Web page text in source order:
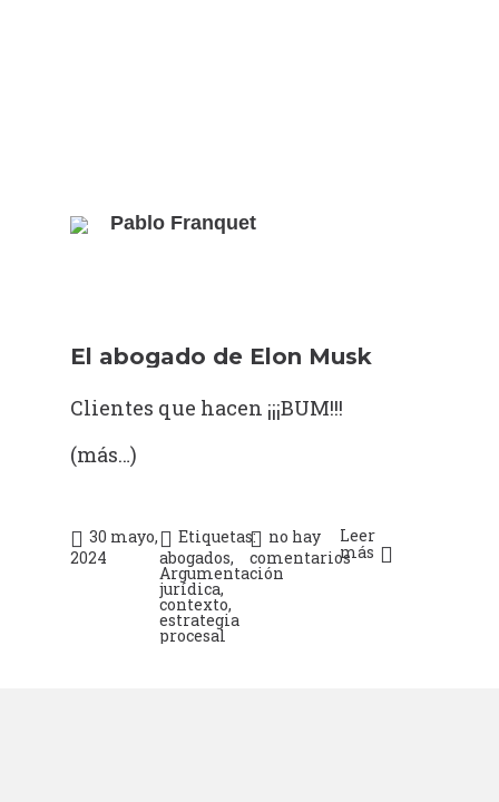
Pablo Franquet
El abogado de Elon Musk
Clientes que hacen ¡¡¡BUM!!!
(más…)
30 mayo,
2024
Etiquetas:
abogados,
Argumentación
jurídica,
contexto,
estrategia
procesal
no hay
comentarios
Leer
más